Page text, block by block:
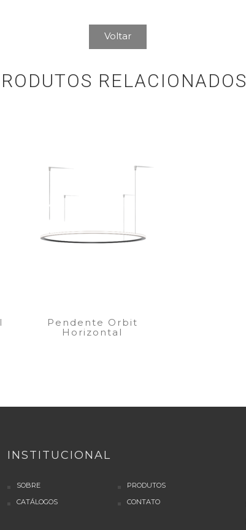
Voltar
RELACIONADOS
Pendente Orbit
Horizontal
INSTITUCIONAL
SOBRE
PRODUTOS
CATÁLOGOS
CONTATO